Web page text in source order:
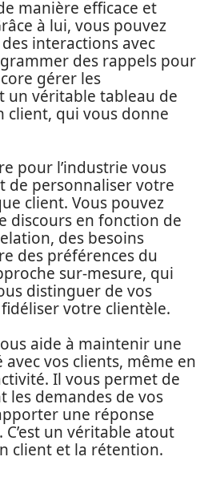
manière efficace et
à lui, vous pouvez
interactions avec
des rappels pour
gérer les
un véritable tableau de
client, qui vous donne
pour l’industrie vous
de personnaliser votre
client. Vous pouvez
discours en fonction de
des besoins
des préférences du
sur-mesure, qui
distinguer de vos
votre clientèle.
aide à maintenir une
vos clients, même en
Il vous permet de
les demandes de vos
une réponse
un véritable atout
client et la rétention.